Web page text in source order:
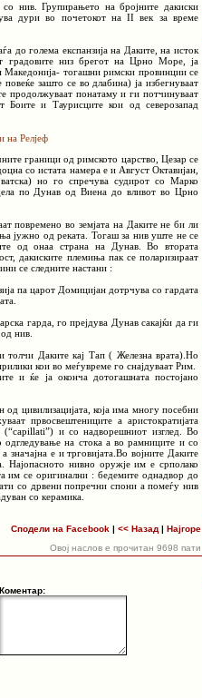
нив. Групирањето на бројните дакиски
дури во почетокот на II век за време
до голема експанзија на Даките, на исток
градовите низ брегот на Црно Море, ја
Македонија- тогашни римски провинции се
зашто се во длабина) ја избегнуваат
продолжуваат понатаму и ги потчинуваат
и Таурисците кои од северозапад
на Релјеф
граници од римското царство, Цезар се
со истата намера е и Август Октавијан,
но го спречува судирот со Марко
по Дунав од Виена до вливот во Црно
повремено во земјата на Даките не би ли
јужно од реката. Тогаш за нив уште не се
од онаа страна на Дунав. Во втората
дакиските племиња пак се поларизираат
се следните настани :
па царот Домицијан дотрчува со гардата
гарда, го прејдува Дунав сакајќи да ги
нив.
толчи Даките кај Тап ( Железна врата).Но
кои во меѓувреме го снајдуваат Рим.
и ќе ја оконча дотогашната постојано
цивилизацијата, која има многу посебни
првосвештениците а аристократијата
(“capillati”) и со надворешниот изглед. Во
на стока а во рамниците и со
значајна е и трговијата.Во војните Даките
Најопасното нивно оружје им е срполако
им се оригинални : бедемите однадвор до
со дрвени попречни спони а помеѓу нив
со керамика.
Сподели на Facebook | << Назад | Најгоре
Овој наслов е прочитан 9698 пати
Коментар: